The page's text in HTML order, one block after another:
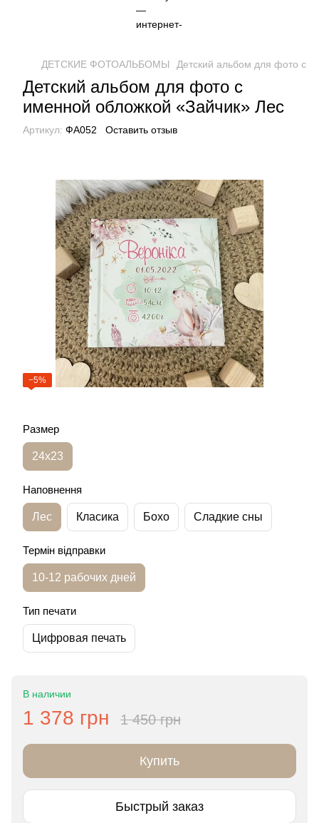
ДЕТСКИЕ ФОТОАЛЬБОМЫ Детский альбом для фото с
Детский альбом для фото с
именной обложкой «Зайчик» Лес
Артикул: ФА052 Оставить отзыв
−5%
Размер
24х23
Наповнення
Лес Класика Бохо Сладкие сны
Термін відправки
10-12 рабочих дней
Тип печати
Цифровая печать
В наличии
1 378 грн 1 450 грн
Купить
Быстрый заказ